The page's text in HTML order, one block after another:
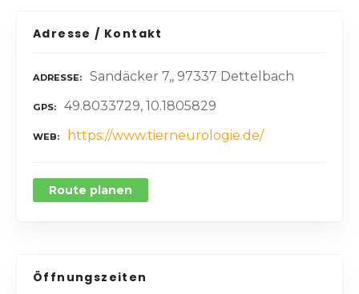
Adresse / Kontakt
ADRESSE Sandäcker 7,, 97337 Dettelbach
GPS 49.8033729, 10.1805829
WEB https://www.tierneurologie.de/
Route planen
Öffnungszeiten